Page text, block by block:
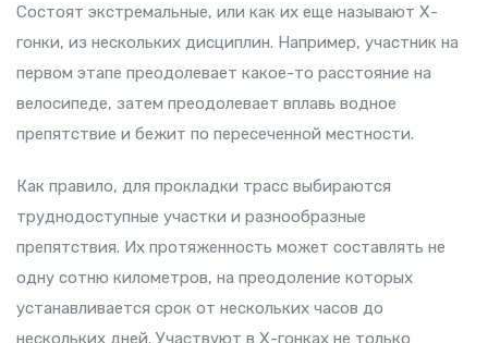
Состоят экстремальные, или как их еще называют Х-
гонки, из нескольких дисциплин. Например, участник на
первом этапе преодолевает какое-то расстояние на
велосипеде, затем преодолевает вплавь водное
препятствие и бежит по пересеченной местности.
Как правило, для прокладки трасс выбираются
труднодоступные участки и разнообразные
препятствия. Их протяженность может составлять не
одну сотню километров, на преодоление которых
устанавливается срок от нескольких часов до
нескольких дней. Участвуют в Х-гонках не только